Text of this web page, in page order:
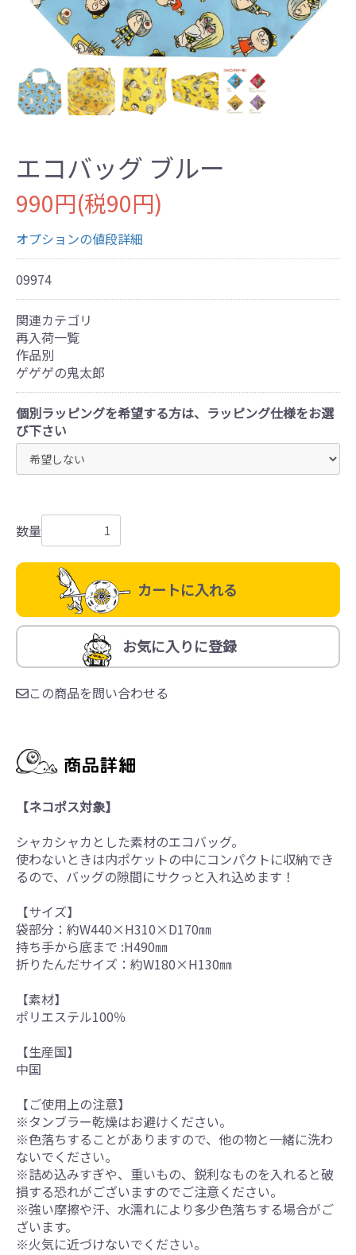
エコバッグ ブルー
990円(税90円)
オプションの値段詳細
09974
関連カテゴリ
再入荷一覧
作品別
ゲゲゲの鬼太郎
個別ラッピングを希望する方は、ラッピング仕様をお選
び下さい
数量
カートに入れる
お気に入りに登録
この商品を問い合わせる
【ネコポス対象】
シャカシャカとした素材のエコバッグ。
使わないときは内ポケットの中にコンパクトに収納でき
るので、バッグの隙間にサクっと入れ込めます！
【サイズ】
袋部分：約W440×H310×D170㎜
持ち手から底まで :H490㎜
折りたんだサイズ：約W180×H130㎜
【素材】
ポリエステル100％
【生産国】
中国
【ご使用上の注意】
※タンブラー乾燥はお避けください。
※色落ちすることがありますので、他の物と一緒に洗わ
ないでください。
※詰め込みすぎや、重いもの、鋭利なものを入れると破
損する恐れがございますのでご注意ください。
※強い摩擦や汗、水濡れにより多少色落ちする場合がご
ざいます。
※火気に近づけないでください。